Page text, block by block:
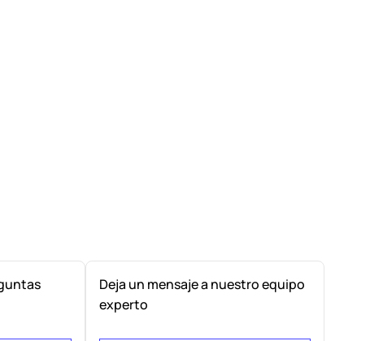
Deja un mensaje a nuestro equipo
experto